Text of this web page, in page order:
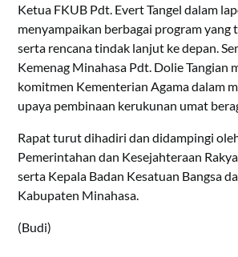
Ketua FKUB Pdt. Evert Tangel dalam
menyampaikan berbagai program yang
serta rencana tindak lanjut ke depan.
Kemenag Minahasa Pdt. Dolie Tangian
komitmen Kementerian Agama dalam
upaya pembinaan kerukunan umat
Rapat turut dihadiri dan didampingi
Pemerintahan dan Kesejahteraan
serta Kepala Badan Kesatuan Bangsa
Kabupaten Minahasa.
(Budi)